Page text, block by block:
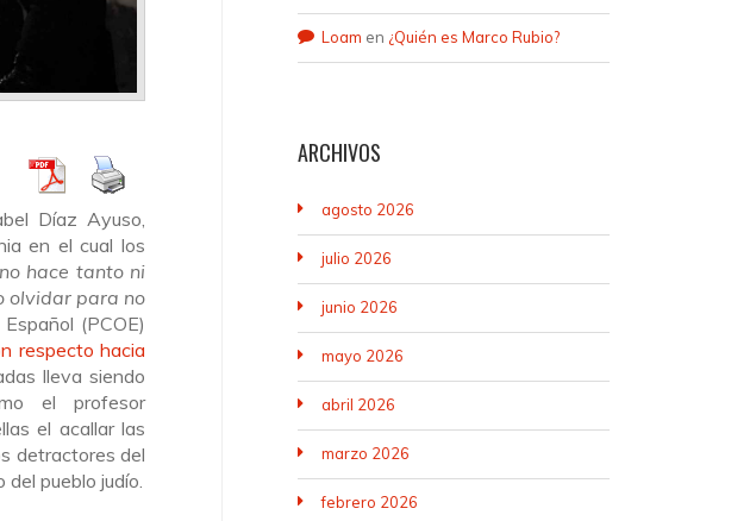
Díaz Ayuso,
en el cual los
no hace tanto ni
olvidar para no
(PCOE)
respecto hacia
lleva siendo
el profesor
el acallar las
detractores del
pueblo judío.
Loam en ¿Quién es Marco Rubio?
ARCHIVOS
agosto 2026
julio 2026
junio 2026
mayo 2026
abril 2026
marzo 2026
febrero 2026